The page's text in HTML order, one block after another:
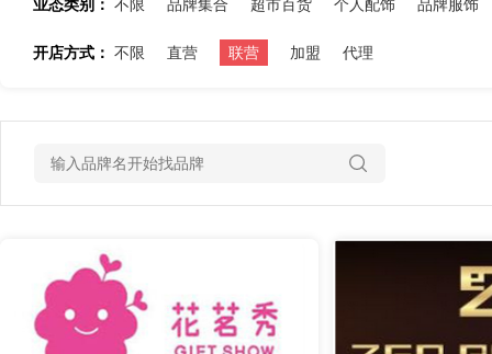
业态类别： 不限 品牌集合 超市百货 个人配饰 品牌服饰
开店方式： 不限 直营 联营 加盟 代理